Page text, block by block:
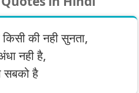
की नही सुनता,
नही है,
सबको है